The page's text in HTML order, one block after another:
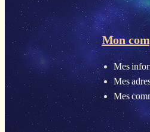
Mon
Mes
Mes
Mes